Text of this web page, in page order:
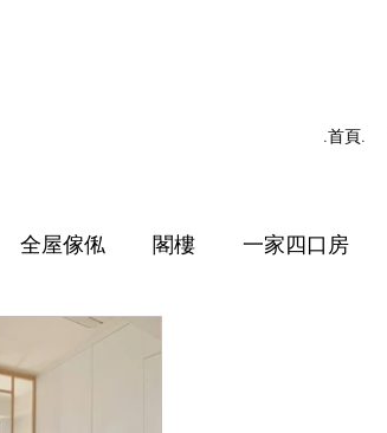
.首頁.
全屋傢俬 閣樓 一家四口房